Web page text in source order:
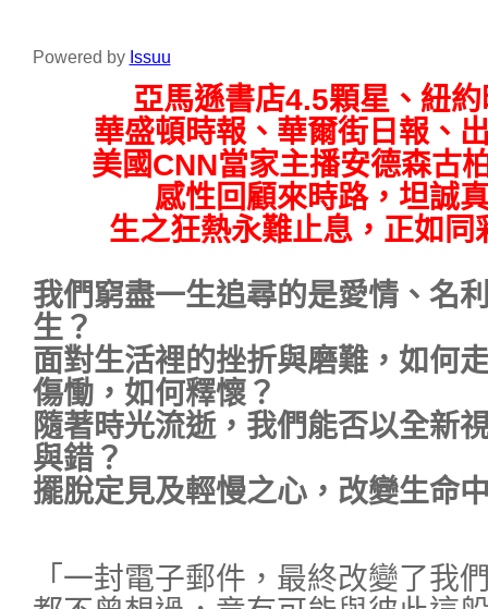
Powered by Issuu
亞馬遜書店4.5顆星、紐
華盛頓時報、華爾街日報、
美國CNN當家主播安德森古
感性回顧來時路，坦誠
生之狂熱永難止息，正如
我們窮盡一生追尋的是愛情、名
生？
面對生活裡的挫折與磨難，如何
傷慟，如何釋懷？
隨著時光流逝，我們能否以全新
與錯？
擺脫定見及輕慢之心，改變生命
「一封電子郵件，最終改變了我